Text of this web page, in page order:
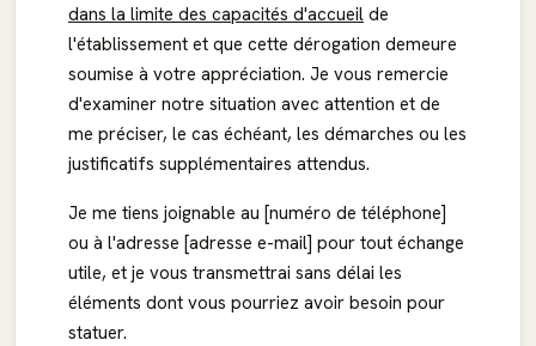
dans la limite des capacités d'accueil de
l'établissement et que cette dérogation demeure
soumise à votre appréciation. Je vous remercie
d'examiner notre situation avec attention et de
me préciser, le cas échéant, les démarches ou les
justificatifs supplémentaires attendus.
Je me tiens joignable au [numéro de téléphone]
ou à l'adresse [adresse e-mail] pour tout échange
utile, et je vous transmettrai sans délai les
éléments dont vous pourriez avoir besoin pour
statuer.